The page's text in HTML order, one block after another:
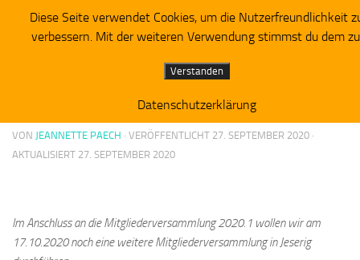
Zum Inhalt springen
Piratenpartei RV Westbrandenburg
Termin für Mitgliederversammlung 2020.2:
VON JEANNETTE PAECH · VERÖFFENTLICHT 27. SEPTEMBER 2020 ·
AKTUALISIERT 27. SEPTEMBER 2020
Im Anschluss an die Mitgliederversammlung 2020.1 wollen wir am
17.10.2020 noch eine weitere Mitgliederversammlung in Jeserig
Diese Seite verwendet Cookies, um die Nutzerfreundlichkeit
verbessern. Mit der weiteren Verwendung stimmst du dem
Verstanden
Datenschutzerklärung